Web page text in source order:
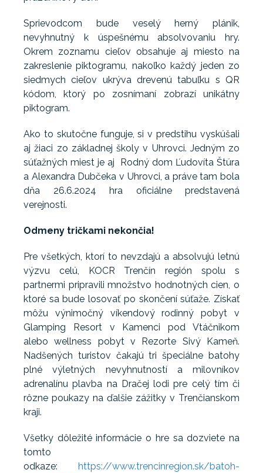
Sprievodcom bude veselý herný plánik,
nevyhnutný k úspešnému absolvovaniu hry.
Okrem zoznamu cieľov obsahuje aj miesto na
zakreslenie piktogramu, nakoľko každý jeden zo
siedmych cieľov ukrýva drevenú tabuľku s QR
kódom, ktorý po zosnímaní zobrazí unikátny
piktogram.
Ako to skutočne funguje, si v predstihu vyskúšali
aj žiaci zo základnej školy v Uhrovci. Jedným zo
súťažných miest je aj Rodný dom Ľudovíta Štúra
a Alexandra Dubčeka v Uhrovci, a práve tam bola
dňa 26.6.2024 hra oficiálne predstavená
verejnosti.
Odmeny tričkami nekončia!
Pre všetkých, ktorí to nevzdajú a absolvujú letnú
výzvu celú, KOCR Trenčín región spolu s
partnermi pripravili množstvo hodnotných cien, o
ktoré sa bude losovať po skončení súťaže. Získať
môžu výnimočný víkendový rodinný pobyt v
Glamping Resort v Kamenci pod Vtáčnikom
alebo wellness pobyt v Rezorte Sivý Kameň.
Nadšených turistov čakajú tri špeciálne batohy
plné výletných nevyhnutností a milovníkov
adrenalínu plavba na Dračej lodi pre celý tím či
rôzne poukazy na ďalšie zážitky v Trenčianskom
kraji.
Všetky dôležité informácie o hre sa dozviete na
tomto
odkaze: https://www.trencinregion.sk/batoh-